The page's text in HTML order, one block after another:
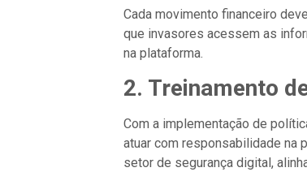
Cada movimento financeiro
que invasores acessem as
na plataforma.
2. Treinamento
Com a implementação de
atuar com responsabilidade na
setor de segurança digital,